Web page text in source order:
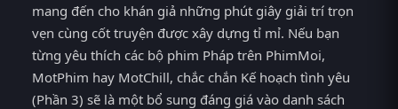
mang đến cho khán giả những phút giây giải trí trọn
vẹn cùng cốt truyện được xây dựng tỉ mỉ. Nếu bạn
từng yêu thích các bộ phim Pháp trên PhimMoi,
MotPhim hay MotChill, chắc chắn Kế hoạch tình yêu
(Phần 3) sẽ là một bổ sung đáng giá vào danh sách